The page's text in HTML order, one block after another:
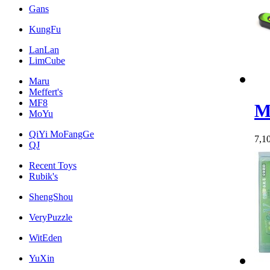
Gans
KungFu
LanLan
LimCube
Maru
Meffert's
MF8
MoYu
QiYi MoFangGe
QJ
Recent Toys
Rubik's
ShengShou
VeryPuzzle
WitEden
YuXin